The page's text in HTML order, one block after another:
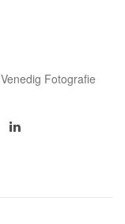
Venedig Fotografie